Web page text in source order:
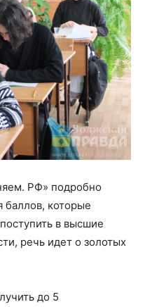
РФ» подробно
баллов, которые
в высшие
речь идет о золотых
до 5